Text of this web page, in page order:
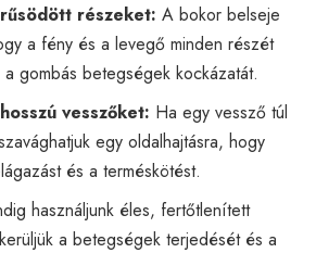
részeket: A bokor belseje
a fény és a levegő minden részét
gombás betegségek kockázatát.
vesszőket: Ha egy vessző túl
egy oldalhajtásra, hogy
és a terméskötést.
használjunk éles, fertőtlenített
a betegségek terjedését és a